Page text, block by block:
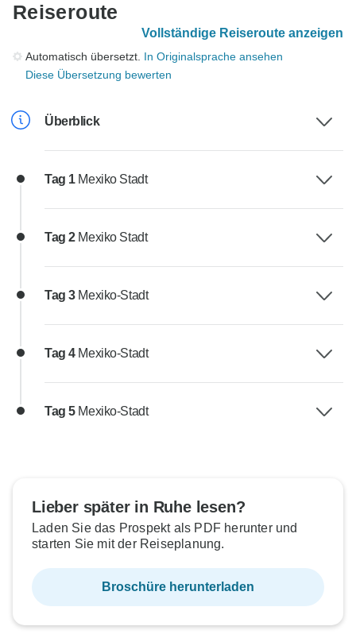
Reiseroute
Vollständige Reiseroute anzeigen
Automatisch übersetzt. In Originalsprache ansehen
Diese Übersetzung bewerten
Überblick
Tag 1 Mexiko Stadt
Tag 2 Mexiko Stadt
Tag 3 Mexiko-Stadt
Tag 4 Mexiko-Stadt
Tag 5 Mexiko-Stadt
Lieber später in Ruhe lesen?
Laden Sie das Prospekt als PDF herunter und
starten Sie mit der Reiseplanung.
Broschüre herunterladen